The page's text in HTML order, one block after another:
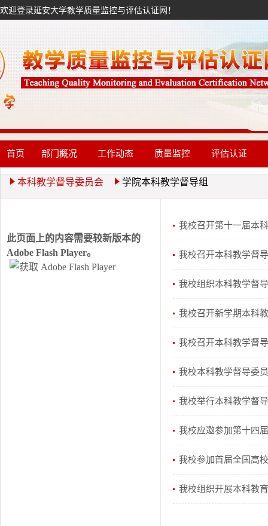
欢迎登录延安大学教学质量监控与评估认证网！
首页 部门概况 工作动态 质量监控 评估认证
本科教学督导委员会 学院本科教学督导组
此页面上的内容需要较新版本的
Adobe Flash Player。
我校召开第十一届本
我校召开本科教学督
我校组织本科教学督
我校召开新学期本科
我校召开本科教学督
我校本科教学督导委
我校举行本科教学督
我校应邀参加第十四
我校参加首届全国高
我校组织开展本科教